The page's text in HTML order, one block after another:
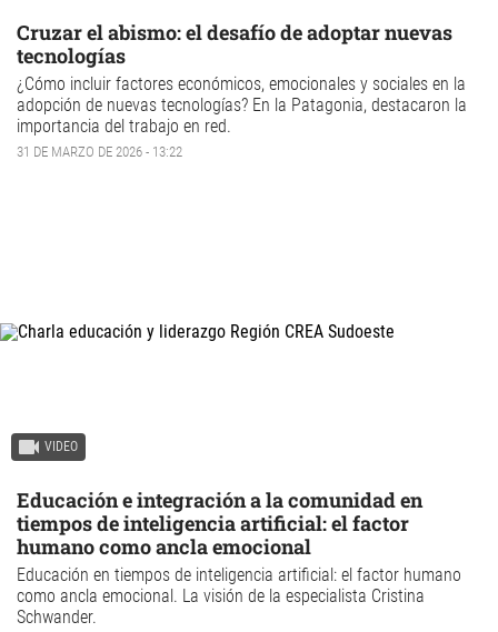
Cruzar el abismo: el desafío de adoptar nuevas
tecnologías
¿Cómo incluir factores económicos, emocionales y sociales en la
adopción de nuevas tecnologías? En la Patagonia, destacaron la
importancia del trabajo en red.
31 DE MARZO DE 2026 - 13:22
VIDEO
Educación e integración a la comunidad en
tiempos de inteligencia artificial: el factor
humano como ancla emocional
Educación en tiempos de inteligencia artificial: el factor humano
como ancla emocional. La visión de la especialista Cristina
Schwander.